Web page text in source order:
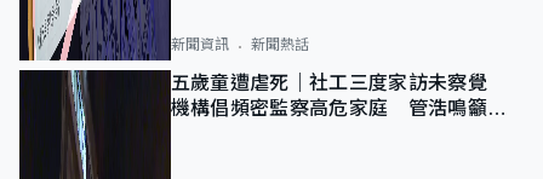
新聞資訊 新聞熱話
五歲童遭虐死｜社工三度家訪未察覺
機構倡頻密監察高危家庭 管浩鳴籲加